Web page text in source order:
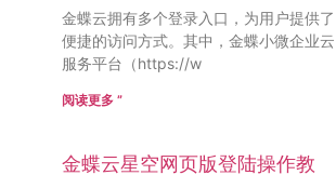
金蝶云拥有多个登录入口，为用户提供了
便捷的访问方式。其中，金蝶小微企业云
服务平台（https://w
阅读更多 ”
金蝶云星空网页版登陆操作教